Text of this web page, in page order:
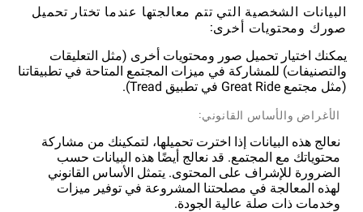
البيانات الشخصية التي تتم معالجتها عندما تختار تحميل
صورك ومحتويات أخرى:
يمكنك اختيار تحميل صور ومحتويات أخرى (مثل التعليقات
والتصنيفات) للمشاركة في ميزات المجتمع المتاحة في تطبيقاتنا
(مثل مجتمع Great Ride في تطبيق Tread).
الأغراض والأساس القانوني:
نعالج هذه البيانات إذا اخترت تحميلها، لتمكينك من مشاركة
محتوياتك مع المجتمع. قد نعالج أيضًا هذه البيانات حسب
الضرورة للإشراف على المحتوى. يتمثل الأساس القانوني
لهذه المعالجة في مصلحتنا المشروعة في توفير ميزات
وخدمات ذات صلة عالية الجودة.